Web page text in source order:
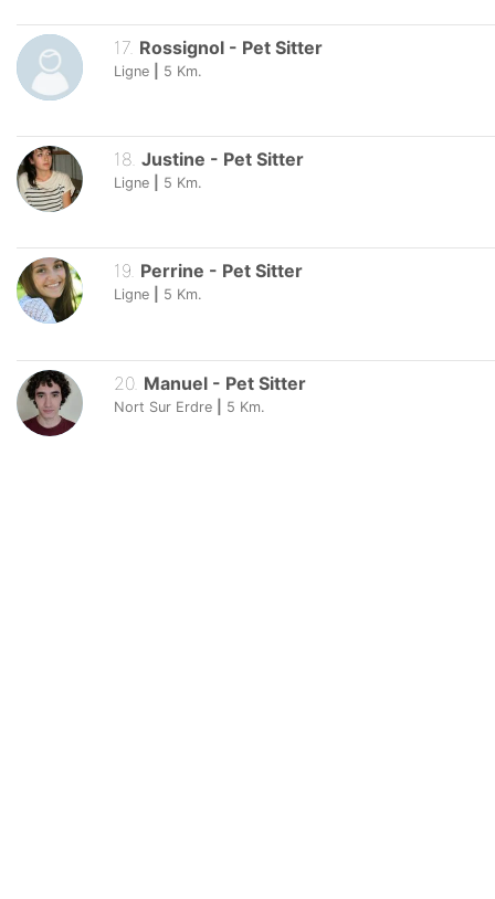
17. Rossignol - Pet Sitter
Ligne 5 Km.
18. Justine - Pet Sitter
Ligne 5 Km.
19. Perrine - Pet Sitter
Ligne 5 Km.
20. Manuel - Pet Sitter
Nort Sur Erdre 5 Km.